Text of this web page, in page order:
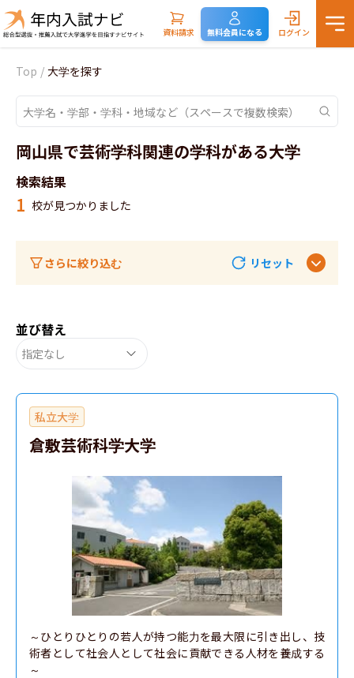
資料請求 無料会員になる ログイン
Top / 大学を探す
岡山県で芸術学科関連の学科がある大学
検索結果
1 校が見つかりました
さらに絞り込む リセット
並び替え
指定なし
私立大学
倉敷芸術科学大学
～ひとりひとりの若人が持つ能力を最大限に引き出し、技
術者として社会人として社会に貢献できる人材を養成する
～